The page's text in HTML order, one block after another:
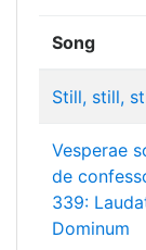
Song
Still, still,
Vesperae
de
339:
Dominum